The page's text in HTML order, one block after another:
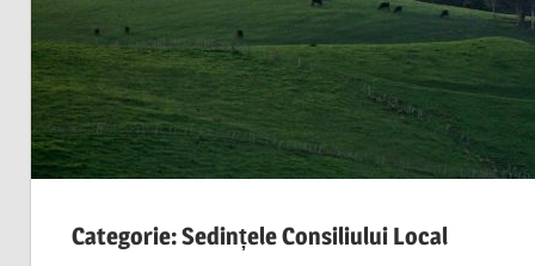
Categorie:Sedințele Consiliului Local